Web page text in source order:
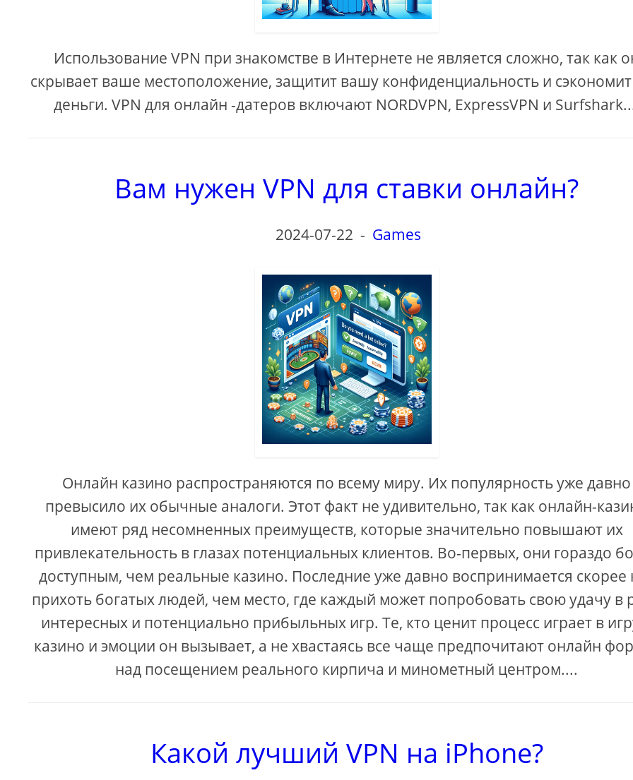
Использование VPN при знакомстве в Интернете не является сложно, так как
скрывает ваше местоположение, защитит вашу конфиденциальность и
деньги. VPN для онлайн -датеров включают NORDVPN, ExpressVPN и
Вам нужен VPN для ставки онлайн?
2024-07-22 - Games
Онлайн казино распространяются по всему миру. Их популярность уже давно
превысило их обычные аналоги. Этот факт не удивительно, так как онлайн-
имеют ряд несомненных преимуществ, которые значительно повышают их
привлекательность в глазах потенциальных клиентов. Во-первых, они гораздо
доступным, чем реальные казино. Последние уже давно воспринимается скорее
прихоть богатых людей, чем место, где каждый может попробовать свою удачу в
интересных и потенциально прибыльных игр. Те, кто ценит процесс играет в
казино и эмоции он вызывает, а не хвастаясь все чаще предпочитают онлайн
над посещением реального кирпича и минометный центром....
Какой лучший VPN на iPhone?